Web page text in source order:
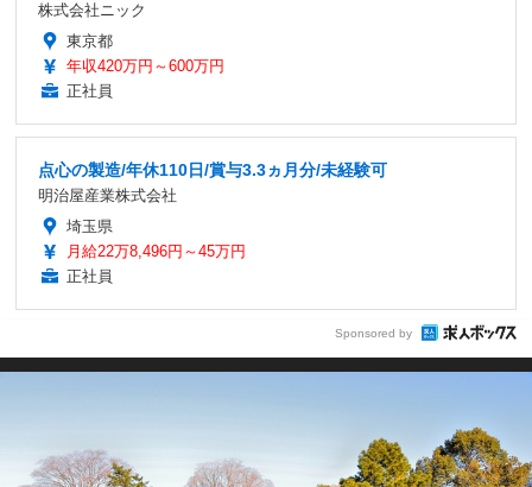
株式会社ニック
東京都
年収420万円～600万円
正社員
点心の製造/年休110日/賞与3.3ヵ月分/未経験可
明治屋産業株式会社
埼玉県
月給22万8,496円～45万円
正社員
Sponsored by